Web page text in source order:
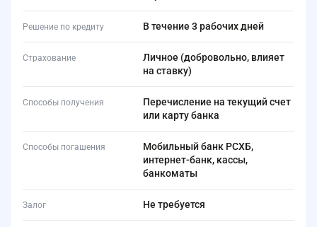
Решение по кредиту В течение 3 рабочих дней
Страхование
Личное (добровольно, влияет
на ставку)
Способы получения
Перечисление на текущий счет
или карту банка
Способы погашения
Мобильный банк РСХБ,
интернет-банк, кассы,
банкоматы
Залог Не требуется